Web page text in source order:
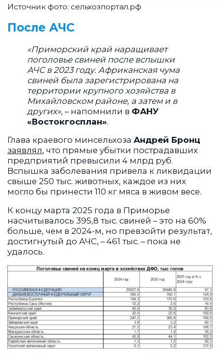
Источник фото: сельхозпортал.рф
После АЧС
«Приморский край наращивает
поголовье свиней после вспышки
АЧС в 2023 году. Африканская чума
свиней была зарегистрирована на
территории крупного хозяйства в
Михайловском районе, а затем и в
других», – напомнили в ФАНУ
«Востокгосплан».
Глава краевого минсельхоза Андрей Бронц
заявлял, что прямые убытки пострадавших
предприятий превысили 4 млрд руб.
Вспышка заболевания привела к ликвидации
свыше 250 тыс. животных, каждое из них
могло бы принести 110 кг мяса в живом весе.
К концу марта 2025 года в Приморье
насчитывалось 395,8 тыс. свиней – это на 60%
больше, чем в 2024-м, но превзойти результат,
достигнутый до АЧС, – 461 тыс. – пока не
удалось.